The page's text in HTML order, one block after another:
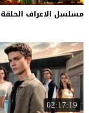
مسلسل الاعراف الحلقة
02:17:19